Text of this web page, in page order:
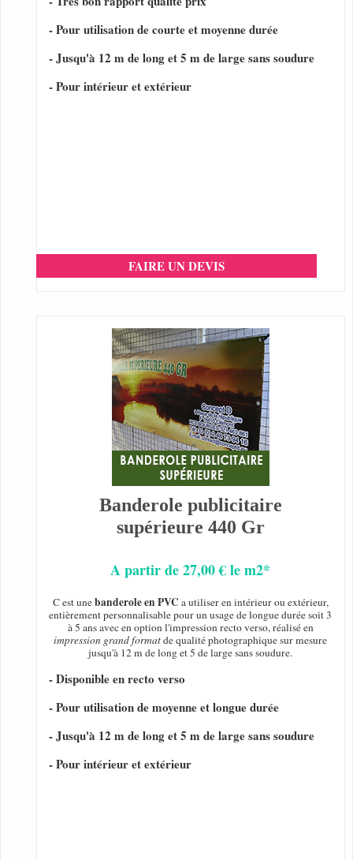
- Pour utilisation de courte et moyenne durée
- Jusqu'à 12 m de long et 5 m de large sans soudure
- Pour intérieur et extérieur
FAIRE UN DEVIS
Banderole publicitaire
supérieure 440 Gr
A partir de 27,00 € le m2*
C est unebanderole en PVC a utiliser en intérieur ou extérieur,
entièrement personnalisable pour un usage de longue durée soit 3
à 5 ans avec en option l'impression recto verso, réalisé en
impression grand formatde qualité photographique sur mesure
jusqu'à 12 m de long et 5 de large sans soudure.
- Disponible en recto verso
- Pour utilisation de moyenne et longue durée
- Jusqu'à 12 m de long et 5 m de large sans soudure
- Pour intérieur et extérieur